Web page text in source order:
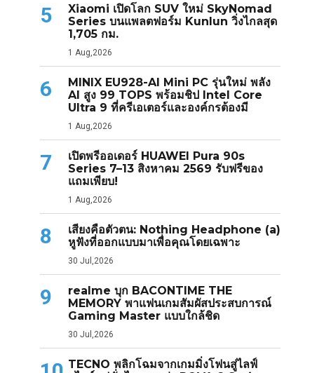
5
Xiaomi เปิดโลก SUV ใหม่ SkyNomad
Series บนแพลตฟอร์ม Kunlun วิ่งไกลสุด
1,705 กม.
1 Aug,2026
6
MINIX EU928-AI Mini PC รุ่นใหม่ พลัง
AI สูง 99 TOPS พร้อมชิป Intel Core
Ultra 9 ที่ครีเอเตอร์และองค์กรต้องมี
1 Aug,2026
7
เปิดพรีออเดอร์ HUAWEI Pura 90s
Series 7–13 สิงหาคม 2569 รับฟรีของ
แถมเพียบ!
1 Aug,2026
8
เสียงคือตัวตน: Nothing Headphone (a)
หูฟังที่ออกแบบมาเพื่อคุณโดยเฉพาะ
30 Jul,2026
9
realme บุก BACONTIME THE
MEMORY พาแฟนเกมสัมผัสประสบการณ์
Gaming Master แบบใกล้ชิด
30 Jul,2026
TECNO พลิกโฉมจากเกมมิ่งโฟนสู่ไลฟ์